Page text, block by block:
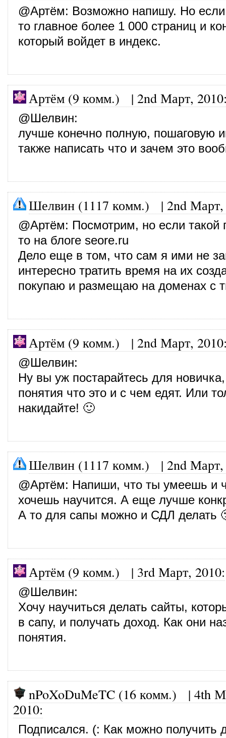
@Артём: Возможно напишу. Но
то главное более 1 000 страниц и
который войдет в индекс.
Артём (9 комм.) | 2nd Март, 2010
@Шелвин:
лучше конечно полную, пошаговую
также написать что и зачем это
Шелвин (1117 комм.) | 2nd
@Артём: Посмотрим, но если такой
то на блоге seore.ru
Дело еще в том, что сам я ими не
интересно тратить время на их
покупаю и размещаю на доменах с
Артём (9 комм.) | 2nd Март, 2010
@Шелвин:
Ну вы уж постарайтесь для
понятия что это и с чем едят. Или
накидайте! 🙂
Шелвин (1117 комм.) | 2nd
@Артём: Напиши, что ты умеешь и
хочешь научится. А еще лучше
А то для сапы можно и СДЛ делать
Артём (9 комм.) | 3rd Март, 2010:
@Шелвин:
Хочу научиться делать сайты,
в сапу, и получать доход. Как они
понятия.
nPoXoDuMeTC (16 комм.) | 4th
2010:
Подписался. (: Как можно получить